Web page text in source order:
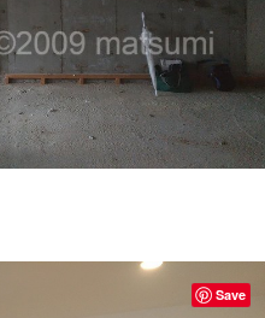
Save